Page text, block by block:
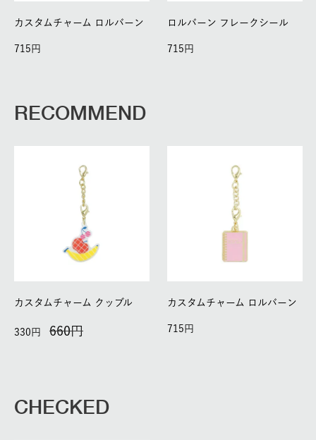
カスタムチャーム ロルバーン
715
ロルバーン フレークシール
715
RECOMMEND
カスタムチャーム クッブル
660
330
カスタムチャーム ロルバーン
715
CHECKED